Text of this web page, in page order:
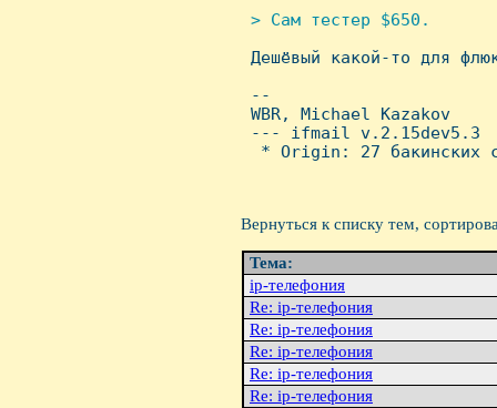
> Сам тестер $650.
Дешёвый какой-то для
--
WBR, Michael Kazakov
--- ifmail v.2.15dev5.3
* Origin: 27 бакинских
Вернуться к списку тем,
Тема:
ip-телефония
Re: ip-телефония
Re: ip-телефония
Re: ip-телефония
Re: ip-телефония
Re: ip-телефония